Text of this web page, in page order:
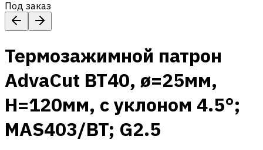
Под заказ
Термозажимной патрон
AdvaCut BT40, ø=25мм,
H=120мм, с уклоном 4.5°;
MAS403/BT; G2.5